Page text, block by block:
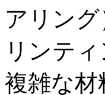
アリン
リンテ
複雑な